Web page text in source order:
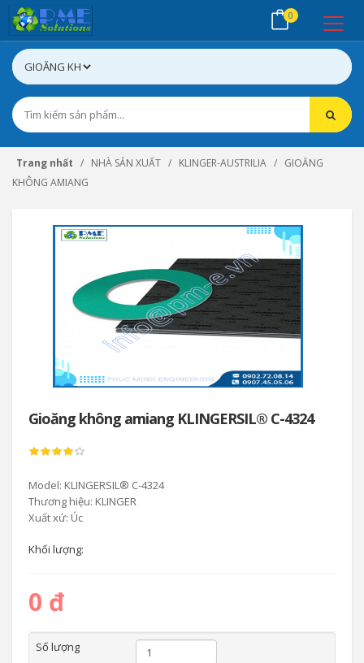
0
Trang nhất NHÀ SẢN XUẤT KLINGER-AUSTRILIA
GIOĂNG
KHÔNG AMIANG
Gioăng không amiang KLINGERSIL® C-4324
Model: KLINGERSIL® C-4324
Thương hiệu: KLINGER
Xuất xứ: Úc
Khối lượng:
0 đ
Số lượng